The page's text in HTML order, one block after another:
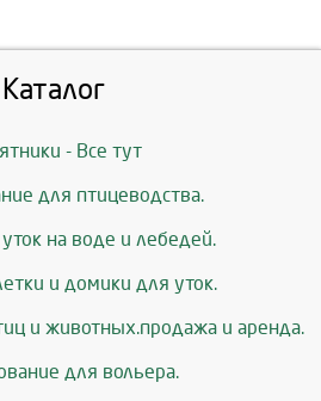
Каталог
- Все тут
для птицеводства.
на воде и лебедей.
и домики для уток.
и животных.продажа и аренда.
для вольера.